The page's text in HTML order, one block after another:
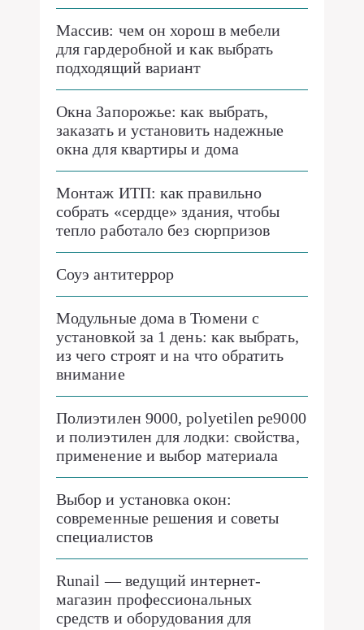
Массив: чем он хорош в мебели
для гардеробной и как выбрать
подходящий вариант
Окна Запорожье: как выбрать,
заказать и установить надежные
окна для квартиры и дома
Монтаж ИТП: как правильно
собрать «сердце» здания, чтобы
тепло работало без сюрпризов
Соуэ антитеррор
Модульные дома в Тюмени с
установкой за 1 день: как выбрать,
из чего строят и на что обратить
внимание
Полиэтилен 9000, polyetilen pe9000
и полиэтилен для лодки: свойства,
применение и выбор материала
Выбор и установка окон:
современные решения и советы
специалистов
Runail — ведущий интернет-
магазин профессиональных
средств и оборудования для